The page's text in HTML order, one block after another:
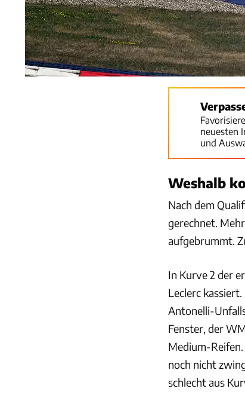
neuesten
und
Weshalb
Nach dem
gerechnet.
aufgebrummt.
In Kurve 2 der
Leclerc
Antonelli-
Fenster, der
Medium-
noch nicht
schlecht aus